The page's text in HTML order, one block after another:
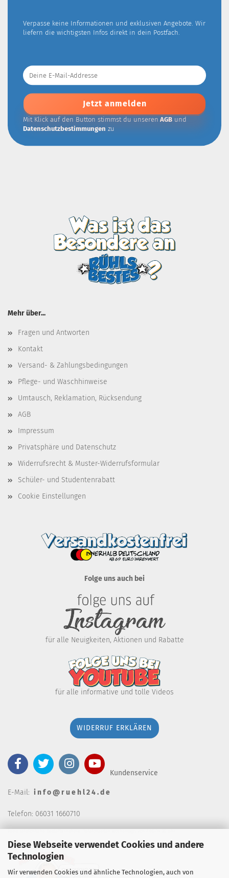
Diese Webseite verwendet Cookies und andere
Technologien
Wir verwenden Cookies und ähnliche Technologien, auch von
Verpasse keine Informationen und exklusiven Angebote. Wir
liefern die wichtigsten Infos direkt in dein Postfach.
Deine
E-
Mail-
Addresse
Mit Klick auf den Button stimmst du unseren AGB und
Datenschutzbestimmungen zu
Mehr über...
Fragen und Antworten
Kontakt
Versand- & Zahlungsbedingungen
Pflege- und Waschhinweise
Umtausch, Reklamation, Rücksendung
AGB
Impressum
Privatsphäre und Datenschutz
Widerrufsrecht & Muster-Widerrufsformular
Schüler- und Studentenrabatt
Cookie Einstellungen
Folge uns auch bei
für alle Neuigkeiten, Aktionen und Rabatte
für alle informative und tolle Videos
WIDERRUF ERKLÄREN
Kundenservice
E-Mail: i n f o @ r u e h l 2 4 . d e
Telefon: 06031 1660710